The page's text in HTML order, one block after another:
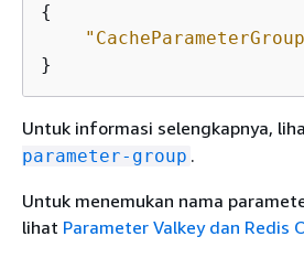
{
}
Untuk informasi selengkapnya,
parameter-group .
Untuk menemukan nama
lihat Parameter Valkey dan Redis